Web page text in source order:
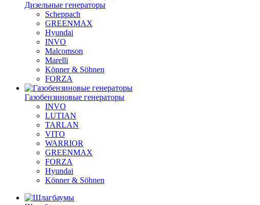
Дизельные генераторы
Scheppach
GREENMAX
Hyundai
INVO
Malcomson
Marelli
Könner & Söhnen
FORZA
Газобензиновые генераторы
INVO
LUTIAN
TARLAN
VITO
WARRIOR
GREENMAX
FORZA
Hyundai
Könner & Söhnen